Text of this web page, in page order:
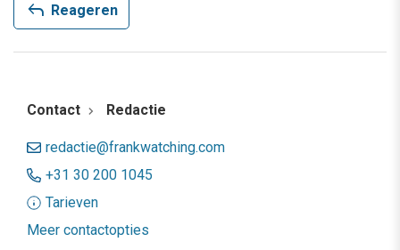
reply Reageren
Contact Redactie
redactie@frankwatching.com
+31 30 200 1045
Tarieven
Meer contactopties